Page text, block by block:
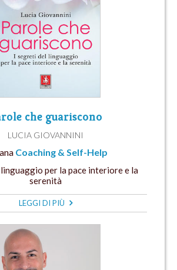
che guariscono
LUCIA GIOVANNINI
Coaching & Self-Help
per la pace interiore e la
serenità
LEGGI DI PIÙ